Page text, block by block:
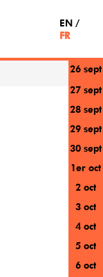
EN
FR
26 sept
27 sept
28 sept
29 sept
30 sept
1er oct
2 oct
3 oct
4 oct
5 oct
6 oct